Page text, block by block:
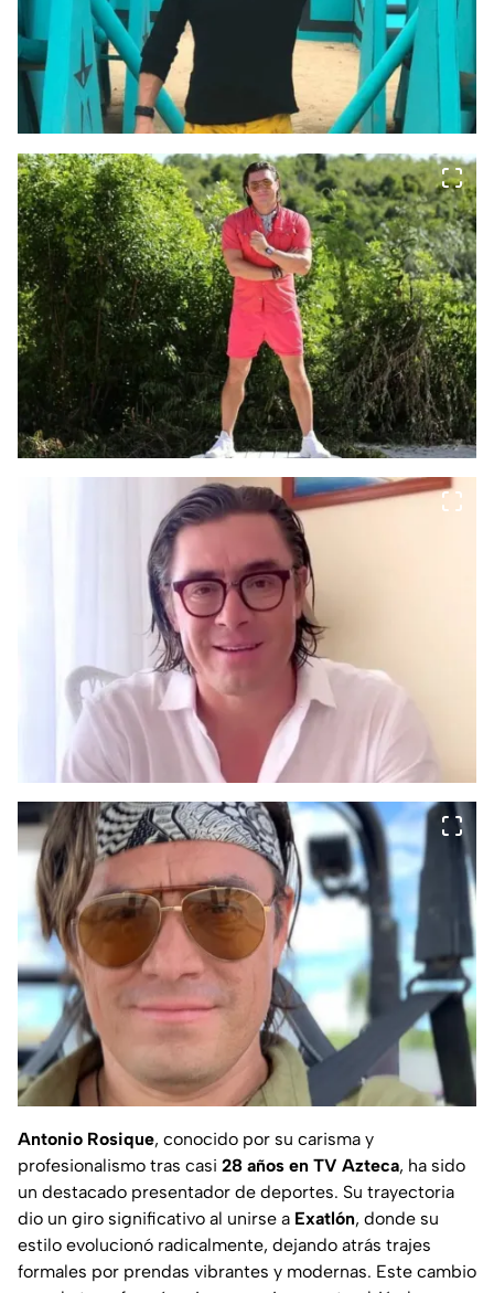
Antonio Rosique, conocido por su carisma y
profesionalismo tras casi 28 años en TV Azteca, ha sido
un destacado presentador de deportes. Su trayectoria
dio un giro significativo al unirse a Exatlón, donde su
estilo evolucionó radicalmente, dejando atrás trajes
formales por prendas vibrantes y modernas. Este cambio